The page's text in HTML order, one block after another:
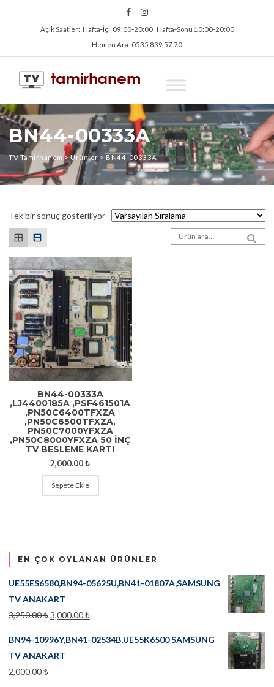
Açık Saatler: Hafta‑İçi 09:00‑20:00 Hafta‑Sonu 10:00‑20:00
Hemen Ara: 0535 839 57 70
BN44-00333A
TV Tamirhanem >Ürünler > BN44-00333A
Tek bir sonuç gösteriliyor
Arama sonuçları:
BN44-00333A
,LJ4400185A ,PSF461501A
,PN50C6400TFXZA
,PN50C6500TFXZA,
PN50C7000YFXZA
,PN50C8000YFXZA 50 İNÇ
TV BESLEME KARTI
2,000.00₺
Sepete Ekle
EN ÇOK OYLANAN ÜRÜNLER
UE55ES6580,BN94-05625U,BN41-01807A,SAMSUNG
TV ANAKART
3,250.00₺3,000.00₺
BN94-10996Y,BN41-02534B,UE55K6500 SAMSUNG
TV ANAKART
2,000.00₺